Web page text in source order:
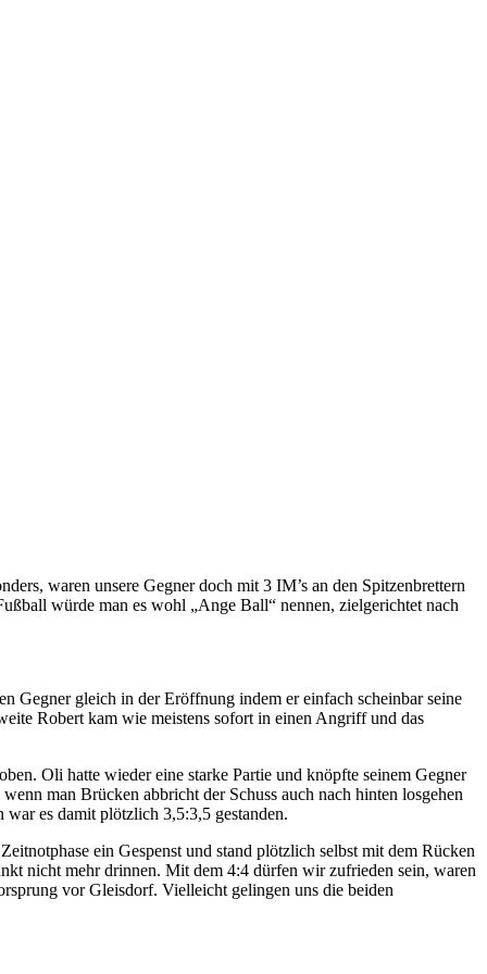
waren unsere Gegner doch mit 3 IM’s an den Spitzenbrettern
würde man es wohl „Ange Ball“ nennen, zielgerichtet nach
Gegner gleich in der Eröffnung indem er einfach scheinbar seine
Robert kam wie meistens sofort in einen Angriff und das
Oli hatte wieder eine starke Partie und knöpfte seinem Gegner
man Brücken abbricht der Schuss auch nach hinten losgehen
es damit plötzlich 3,5:3,5 gestanden.
ein Gespenst und stand plötzlich selbst mit dem Rücken
nicht mehr drinnen. Mit dem 4:4 dürfen wir zufrieden sein, waren
vor Gleisdorf. Vielleicht gelingen uns die beiden